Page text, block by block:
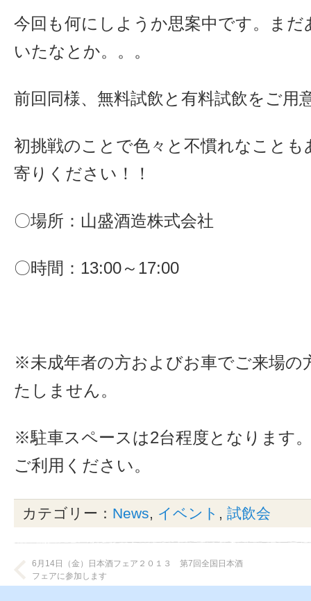
今回も何にしようか思案中です。まだ
いたなとか。。。
前回同様、無料試飲と有料試飲をご用
初挑戦のことで色々と不慣れなこと
寄りください！！
〇場所：山盛酒造株式会社
〇時間：13:00～17:00
※未成年者の方およびお車でご来場の
たしません。
※駐車スペースは2台程度となります
ご利用ください。
カテゴリー： News, イベント , 試飲会
6月14日（金）日本酒フェア２０１３ 第7回全国日本酒
フェアに参加します